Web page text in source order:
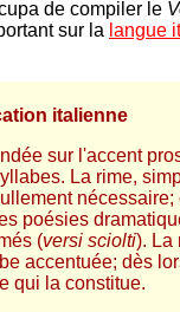
de compiler le
sur la langue
italienne
sur l'accent
La rime,
poésies
(versi sciolti). La
accentuée; dès
qui la constitue.